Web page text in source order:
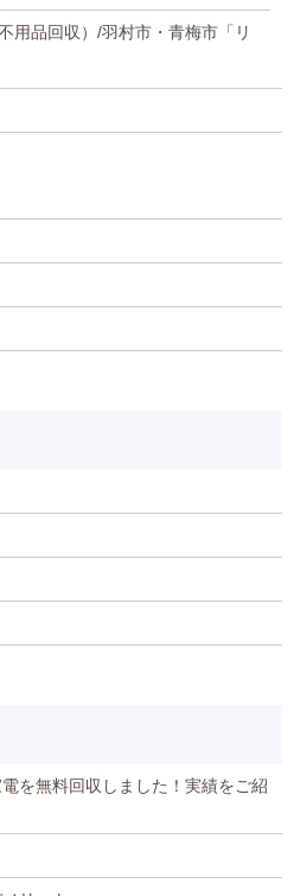
用品回収）/羽村市・青梅市「リ
を無料回収しました！実績をご紹